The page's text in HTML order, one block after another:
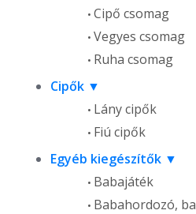
Cipő csomag
Vegyes csomag
Ruha csomag
Cipők
Lány cipők
Fiú cipők
Egyéb kiegészítők
Babajáték
Babahordozó,